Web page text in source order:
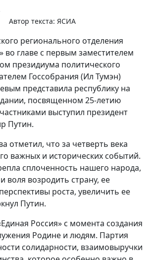
Автор текста: ЯСИА
регионального отделения
во главе с первым заместителем
президиума политического
Госсобрания (Ил Тумэн)
представила республику на
посвященном 25-летию
выступил президент
Путин.
отметил, что за четверть века
важных и исторических событий.
сплоченность нашего народа,
воля возродить страну, ее
роста, увеличить ее
Путин.
Россия» с момента создания
Родине и людям. Партия
солидарности, взаимовыручки